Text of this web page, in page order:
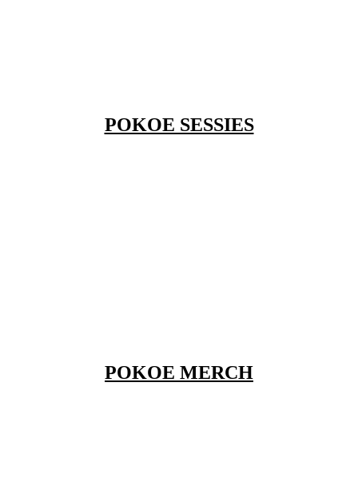
POKOE SESSIES
POKOE MERCH